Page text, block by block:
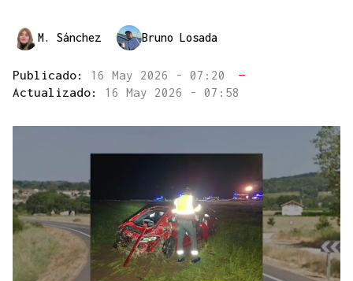
M. Sánchez Bruno Losada
Publicado: 16 May 2026 - 07:20
—
Actualizado: 16 May 2026 - 07:58